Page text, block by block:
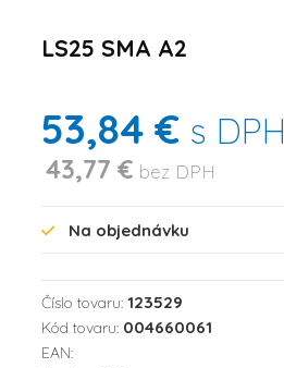
LS25 SMA A2
53,84 € s DPH
43,77 € bez DPH
Na objednávku
Číslo tovaru: 123529
Kód tovaru: 004660061
EAN: